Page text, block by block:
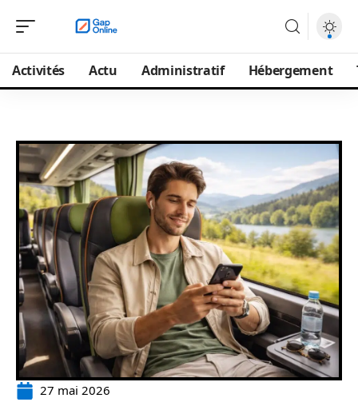
Activités Actu Administratif Hébergement
27 mai 2026